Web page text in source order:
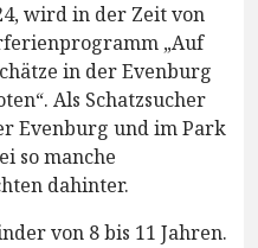
wird in der Zeit von
„Auf
in der Evenburg
Als Schatzsucher
Evenburg und im Park
so manche
dahinter.
von 8 bis 11 Jahren.